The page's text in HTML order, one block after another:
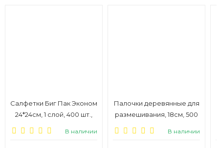
Салфетки Биг Пак Эконом
24*24см, 1 слой, 400 шт.,
В наличии
Палочки деревянные для
размешивания, 18см, 500
В наличии